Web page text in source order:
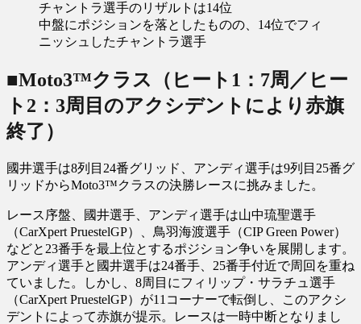
中盤にポジションを落としたものの、14位でフィ
ニッシュしたチャントラ選手
■Moto3™クラス（ヒート1：7周／ヒー
ト2：3周目のアクシデントにより赤旗
終了）
國井選手は8列目24番グリッド、アンディ選手は9列目25番グ
リッドからMoto3™クラスの決勝レースに挑みました。
レース序盤、國井選手、アンディ選手は山中琉聖選手
（CarXpert PruestelGP）、鳥羽海渡選手（CIP Green Power）
などと23番手を最上位とするポジション争いを展開します。
アンディ選手と國井選手は24番手、25番手付近で周回を重ね
ていました。しかし、8周目にフィリップ・サラチュ選手
（CarXpert PruestelGP）が11コーナーで転倒し、このアクシ
デントによって赤旗が提示。レースは一時中断となりまし